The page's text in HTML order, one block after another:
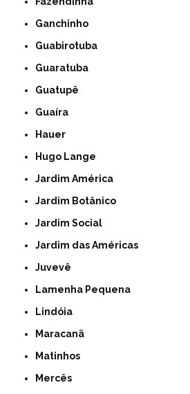
Ganchinho
Guabirotuba
Guaratuba
Guatupê
Guaíra
Hauer
Hugo Lange
Jardim América
Jardim Botânico
Jardim Social
Jardim das Américas
Juvevê
Lamenha Pequena
Lindóia
Maracanã
Matinhos
Mercês